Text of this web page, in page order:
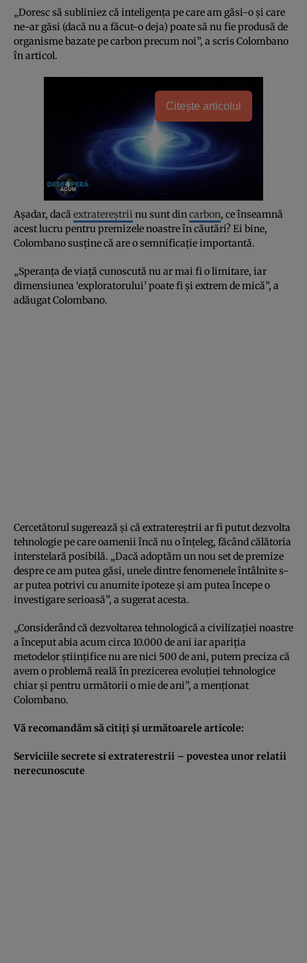
„Doresc să subliniez că inteligenţa pe care am găsi-o şi care
ne-ar găsi (dacă nu a făcut-o deja) poate să nu fie produsă de
organisme bazate pe carbon precum noi”, a scris Colombano
în articol.
Citește articolul
Aşadar, dacă extratereştrii nu sunt dincarbon, ce înseamnă
acest lucru pentru premizele noastre în căutări? Ei bine,
Colombano susţine că are o semnificaţie importantă.
„Speranţa de viaţă cunoscută nu ar mai fi o limitare, iar
dimensiunea ‘exploratorului’ poate fi şi extrem de mică”, a
adăugat Colombano.
Cercetătorul sugerează şi că extratereştrii ar fi putut dezvolta
tehnologie pe care oamenii încă nu o înţeleg, făcând călătoria
interstelară posibilă. „Dacă adoptăm un nou set de premize
despre ce am putea găsi, unele dintre fenomenele întâlnite s-
ar putea potrivi cu anumite ipoteze şi am putea începe o
investigare serioasă”, a sugerat acesta.
„Considerând că dezvoltarea tehnologică a civilizaţiei noastre
a început abia acum circa 10.000 de ani iar apariţia
metodelor ştiinţifice nu are nici 500 de ani, putem preciza că
avem o problemă reală în prezicerea evoluţiei tehnologice
chiar şi pentru următorii o mie de ani”, a menţionat
Colombano.
Vă recomandăm să citiţi şi următoarele articole:
Serviciile secrete si extraterestrii – povestea unor relatii
nerecunoscute